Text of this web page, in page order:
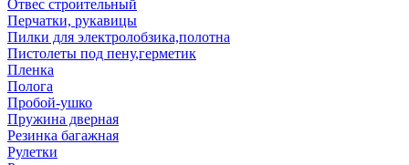
Отвес строительный
Перчатки, рукавицы
Пилки для электролобзика,полотна
Пистолеты под пену,герметик
Пленка
Полога
Пробой-ушко
Пружина дверная
Резинка багажная
Рулетки